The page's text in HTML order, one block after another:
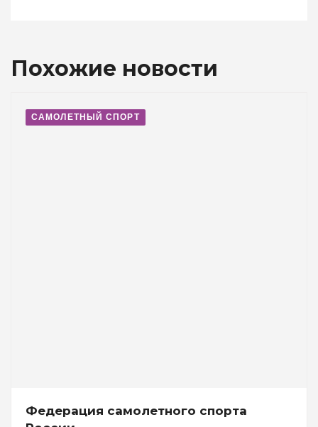
Похожие новости
САМОЛЕТНЫЙ СПОРТ
Федерация самолетного спорта